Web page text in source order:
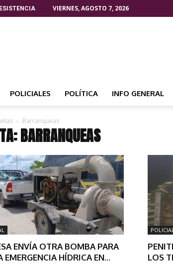
VIERNES, AGOSTO 7, 2026
POLICIALES POLÍTICA INFO GENERAL
Barranqueas
BARRANQUEAS
ENVÍA OTRA BOMBA PARA
EMERGENCIA HÍDRICA EN...
LOS